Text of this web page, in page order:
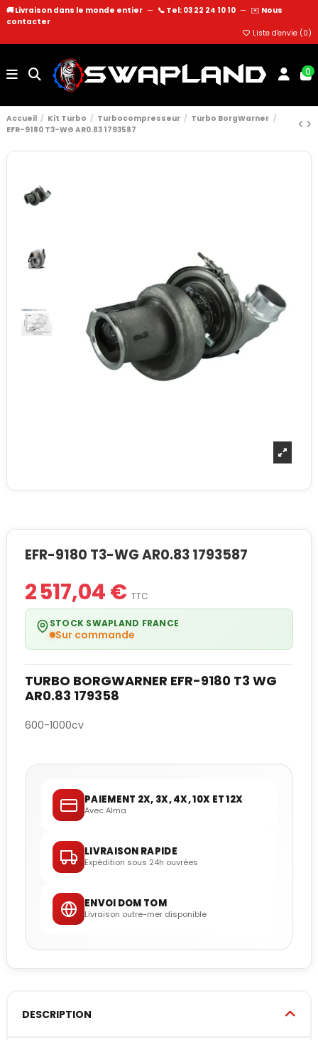
🚚 Livraison dans le monde entier — 📞 Tel: 03 22 24 10 10 — ✉️ Nous
contacter
Liste d'envie (0)
0
Accueil Kit Turbo Turbocompresseur
Turbo BorgWarner
EFR-9180 T3-WG AR0.83 1793587
EFR-9180 T3-WG AR0.83 1793587
2 517,04 € TTC
STOCK SWAPLAND FRANCE
Sur commande
TURBO BORGWARNER EFR-9180 T3 WG
AR0.83 179358
600-1000cv
PAIEMENT 2X, 3X, 4X, 10X ET 12X
Avec Alma
LIVRAISON RAPIDE
Expédition sous 24h ouvrées
ENVOI DOM TOM
Livraison outre-mer disponible
DESCRIPTION